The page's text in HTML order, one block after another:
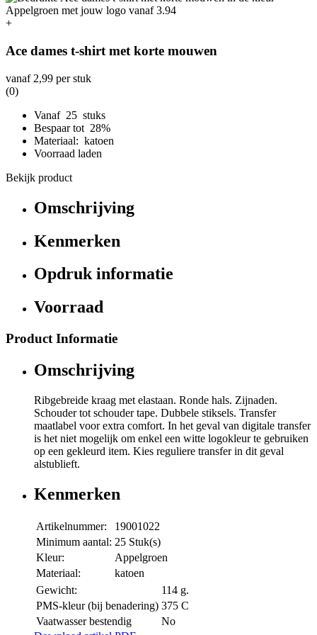
+
Ace dames t-shirt met korte mouwen
vanaf 2,99 per stuk
(0)
Vanaf 25 stuks
Bespaar tot 28%
Materiaal: katoen
Voorraad laden
Bekijk product
Omschrijving
Kenmerken
Opdruk informatie
Voorraad
Product Informatie
Omschrijving
Ribgebreide kraag met elastaan. Ronde hals. Zijnaden.
Schouder tot schouder tape. Dubbele stiksels. Transfer
maatlabel voor extra comfort. In het geval van digitale transfer
is het niet mogelijk om enkel een witte logokleur te gebruiken
op een gekleurd item. Kies reguliere transfer in dit geval
alstublieft.
Kenmerken
Artikelnummer:
19001022
Minimum aantal: 25 Stuk(s)
Kleur:
Appelgroen
Materiaal:
katoen
Gewicht:
114 g.
PMS-kleur (bij benadering) 375 C
Vaatwasser bestendig
No